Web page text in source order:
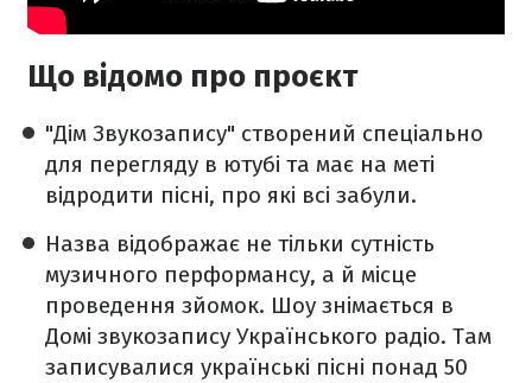
Що відомо про проєкт
"Дім Звукозапису" створений спеціально
для перегляду в ютубі та має на меті
відродити пісні, про які всі забули.
Назва відображає не тільки сутність
музичного перформансу, а й місце
проведення зйомок. Шоу знімається в
Домі звукозапису Українського радіо. Там
записувалися українські пісні понад 50